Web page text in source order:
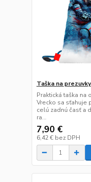
Taška na
Praktická taška na
Vrecko sa sťahuje
celú zadnú časť a
ra...
7,90 €
6,42 € bez DPH